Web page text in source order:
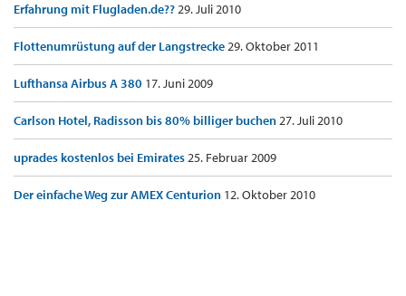
Erfahrung mit Flugladen.de??29. Juli 2010
Flottenumrüstung auf der Langstrecke29. Oktober 2011
Lufthansa Airbus A 380 17. Juni 2009
Carlson Hotel, Radisson bis 80% billiger buchen27. Juli 2010
uprades kostenlos bei Emirates25. Februar 2009
Der einfache Weg zur AMEX Centurion 12. Oktober 2010